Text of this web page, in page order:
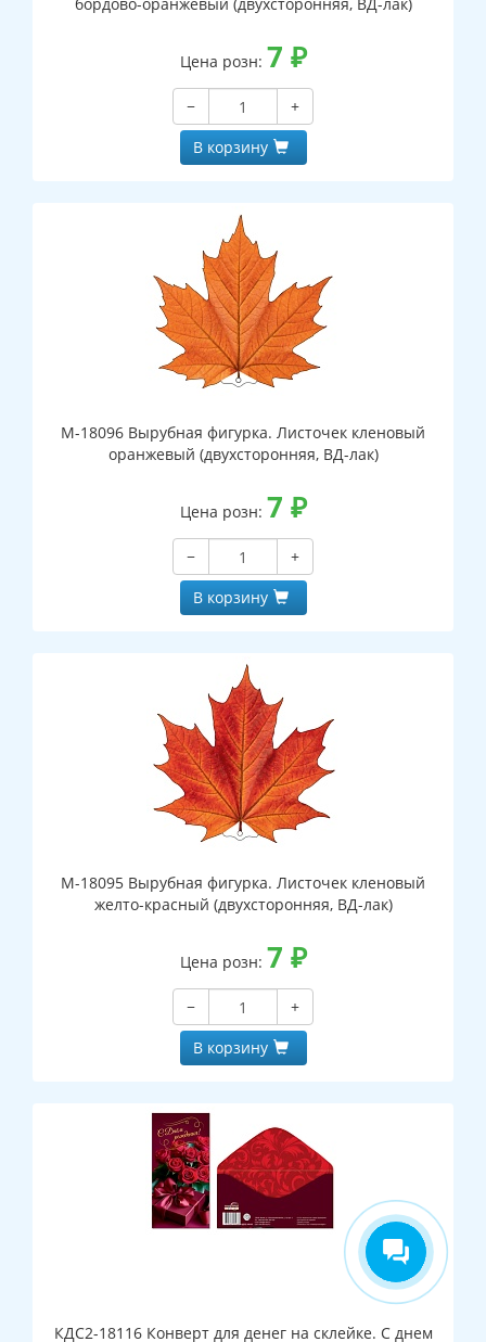
бордово-оранжевый (двухсторонняя, ВД-лак)
Цена розн: 7 ₽
−
+
В корзину
М-18096 Вырубная фигурка. Листочек кленовый
оранжевый (двухсторонняя, ВД-лак)
Цена розн: 7 ₽
−
+
В корзину
М-18095 Вырубная фигурка. Листочек кленовый
желто-красный (двухсторонняя, ВД-лак)
Цена розн: 7 ₽
−
+
В корзину
КДС2-18116 Конверт для денег на склейке. С днем